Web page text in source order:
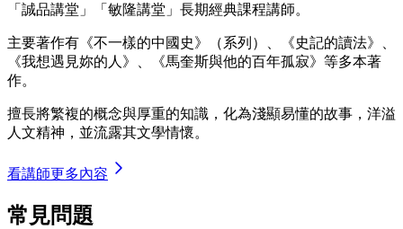
「誠品講堂」「敏隆講堂」長期經典課程講師。
主要著作有《不一樣的中國史》（系列）、《史記的讀法》、
《我想遇見妳的人》、《馬奎斯與他的百年孤寂》等多本著
作。
擅長將繁複的概念與厚重的知識，化為淺顯易懂的故事，洋溢
人文精神，並流露其文學情懷。
看講師更多內容
常見問題